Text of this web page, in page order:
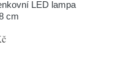
LED lampa
cm